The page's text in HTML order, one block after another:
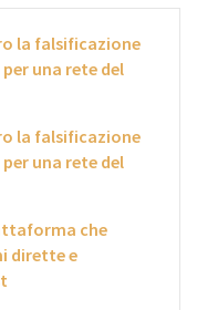
la falsificazione
una rete del
la falsificazione
una rete del
che
dirette e